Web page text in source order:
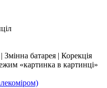
Змінна батарея | Корекція
«картинка в картинці»